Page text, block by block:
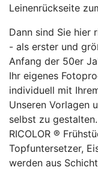
Leinenrückseite
Dann sind Sie hier
- als erster und
Anfang der 50er
Ihr eigenes
individuell mit
Unseren Vorlagen
selbst zu gestalten.
RICOLOR ®
Topfuntersetzer,
werden aus